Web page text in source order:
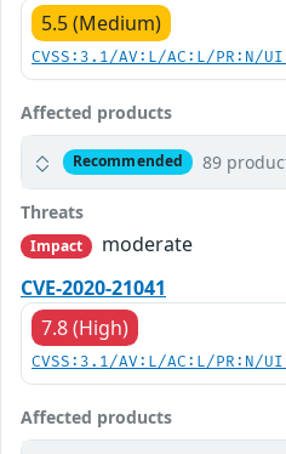
5.5 (Medium)
CVSS:3.1/AV:L/AC:L/PR:N/
Affected products
Recommended 89
Threats
Impact
moderate
CVE-2020-21041
7.8 (High)
CVSS:3.1/AV:L/AC:L/PR:N/
Affected products